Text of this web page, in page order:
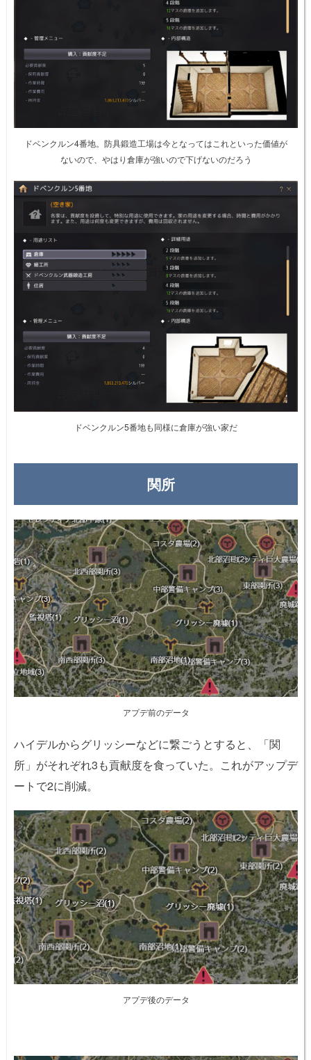
ドベンクルン4番地。防具鍛造工場は今となってはこれといった価値が
ないので、やはり倉庫が強いので下げないのだろう
ドベンクルン5番地も同様に倉庫が強い家だ
関所
アプデ前のデータ
ハイデルからグリッシーなどに繋ごうとすると、「関
所」がそれぞれ3も貢献度を食っていた。これがアップデ
ートで2に削減。
アプデ後のデータ